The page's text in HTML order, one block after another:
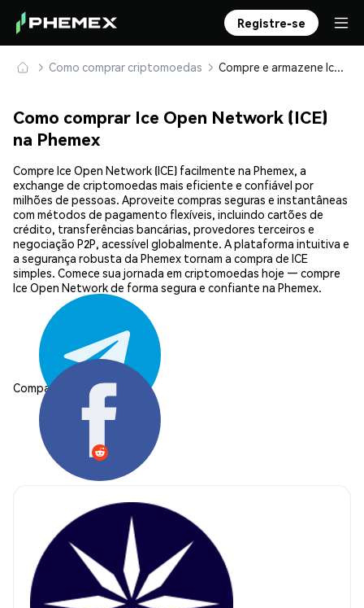
Registre-se
Como comprar criptomoedas Compre e armazene Ice Open Network (ICE) com segurança
Como comprar Ice Open Network (ICE)
na Phemex
Compre Ice Open Network (ICE) facilmente na Phemex, a
exchange de criptomoedas mais eficiente e confiável por
milhões de pessoas. Aproveite compras seguras e instantâneas
com métodos de pagamento flexíveis, incluindo cartões de
crédito, transferências bancárias, provedores terceiros e
negociação P2P, acessível globalmente. A plataforma intuitiva e
a segurança robusta da Phemex tornam a compra de ICE
simples. Comece sua jornada em criptomoedas hoje — compre
Ice Open Network de forma segura e confiante na Phemex.
Compartilhar: